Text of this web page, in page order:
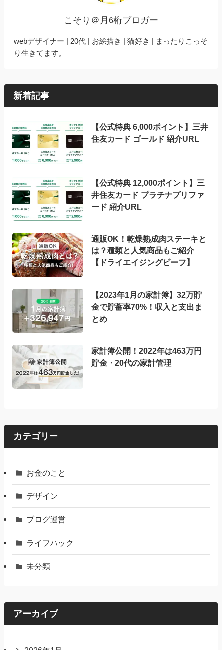
こそり＠月6桁ブロガー
webデザイナー | 20代 | お絵描き | 猫好き | まったりこっそ
り生きてます。
新着記事
【公式特典 6,000ポイント】三井
住友カード ゴールド 紹介URL
【公式特典 12,000ポイント】三
井住友カード プラチナプリファ
ード 紹介URL
通販OK！乾燥熟成肉ステーキと
は？種類と人気商品もご紹介
【ドライエイジングビーフ】
【2023年1月の家計簿】32万貯
金で貯蓄率70%！収入と支出ま
とめ
家計簿公開！2022年は463万円
貯金・20代の家計管理
カテゴリー
お金のこと
デザイン
ブログ運営
ライフハック
未分類
アーカイブ